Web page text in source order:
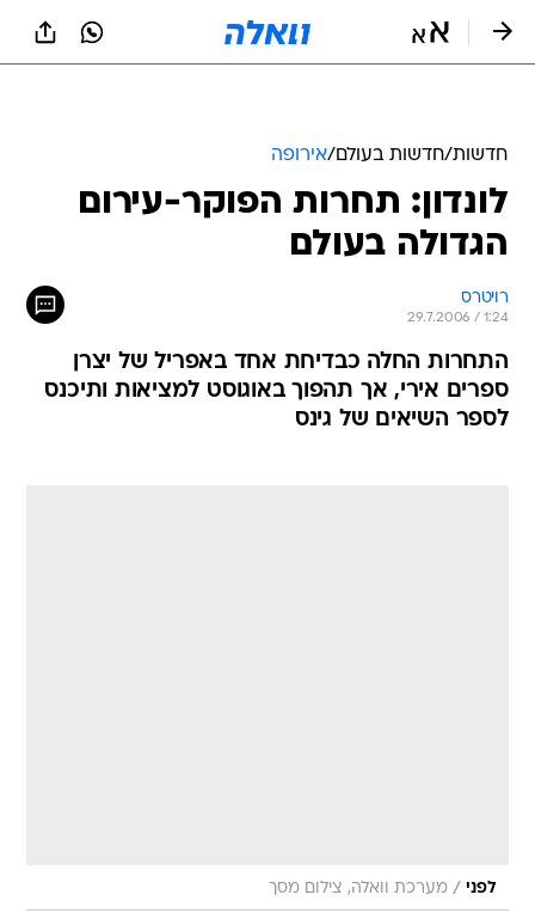
חדשות/חדשות בעולם/אירופה
לונדון: תחרות הפוקר-עירום
הגדולה בעולם
רויטרס
29.7.2006 / 1:24
התחרות החלה כבדיחת אחד באפריל של יצרן
ספרים אירי, אך תהפוך באוגוסט למציאות ותיכנס
לספר השיאים של גינס
לפני / מערכת וואלה, צילום מסך